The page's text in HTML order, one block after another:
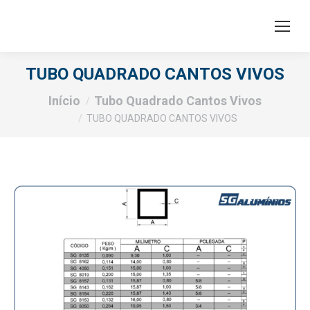
TUBO QUADRADO CANTOS VIVOS
Você está aqui:
Início Tubo Quadrado Cantos Vivos
TUBO QUADRADO CANTOS VIVOS